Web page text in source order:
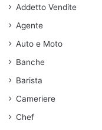
Addetto Vendite
Agente
Auto e Moto
Banche
Barista
Cameriere
Chef